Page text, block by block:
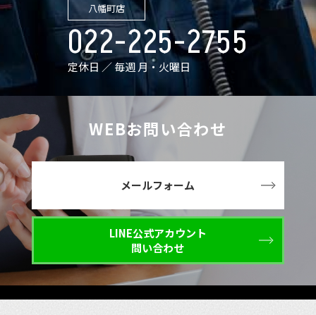
八幡町店
022-225-2755
定休日 ／ 毎週 月・火曜日
WEBお問い合わせ
メールフォーム
LINE公式アカウント
問い合わせ